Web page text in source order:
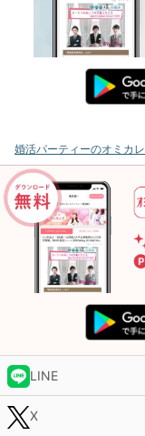
婚活パーティーのオミカレ
LINE
X